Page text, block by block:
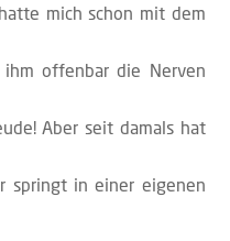
mich schon mit dem
offenbar die Nerven
Aber seit damals hat
springt in einer eigenen